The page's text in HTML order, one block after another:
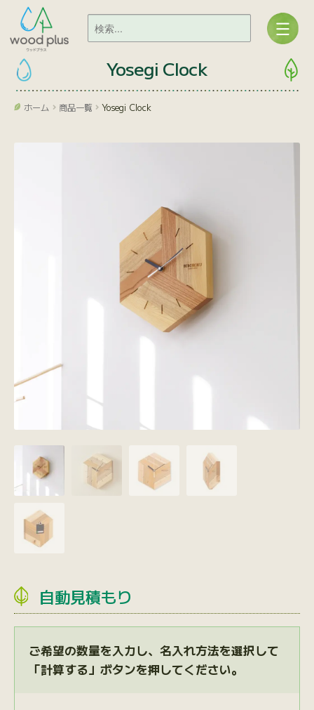
Yosegi Clock
ホーム 商品一覧 Yosegi Clock
自動見積もり
ご希望の数量を入力し、名入れ方法を選択して
「計算する」ボタンを押してください。